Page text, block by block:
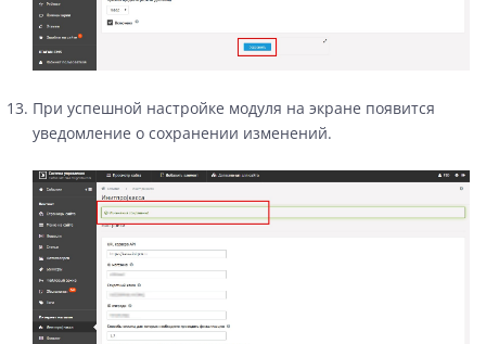
При успешной настройке модуля на экране появится
уведомление о сохранении изменений.